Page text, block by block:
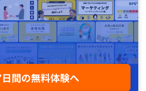
間の無料体験へ